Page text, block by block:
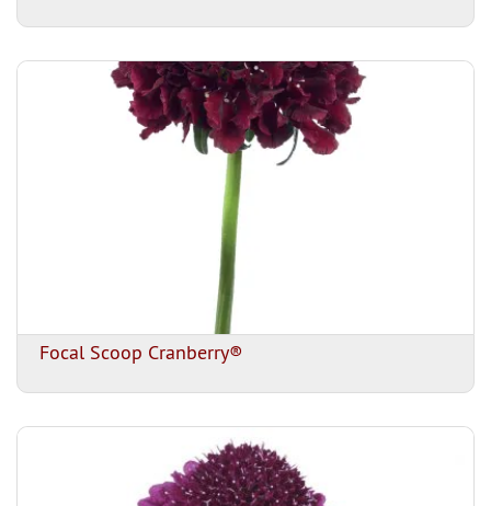
Focal Scoop Cranberry®